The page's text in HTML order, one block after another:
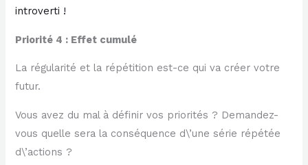
introverti !
Priorité 4 : Effet cumulé
La régularité et la répétition est-ce qui va créer votre
futur.
Vous avez du mal à définir vos priorités ? Demandez-
vous quelle sera la conséquence d\’une série répétée
d\’actions ?